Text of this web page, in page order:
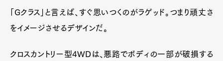
「Gクラス」と言えば、すぐ思いつくのがラゲッド。つまり頑丈さ
をイメージさせるデザインだ。
クロスカントリー型4WDは、悪路でボディの一部が破損する